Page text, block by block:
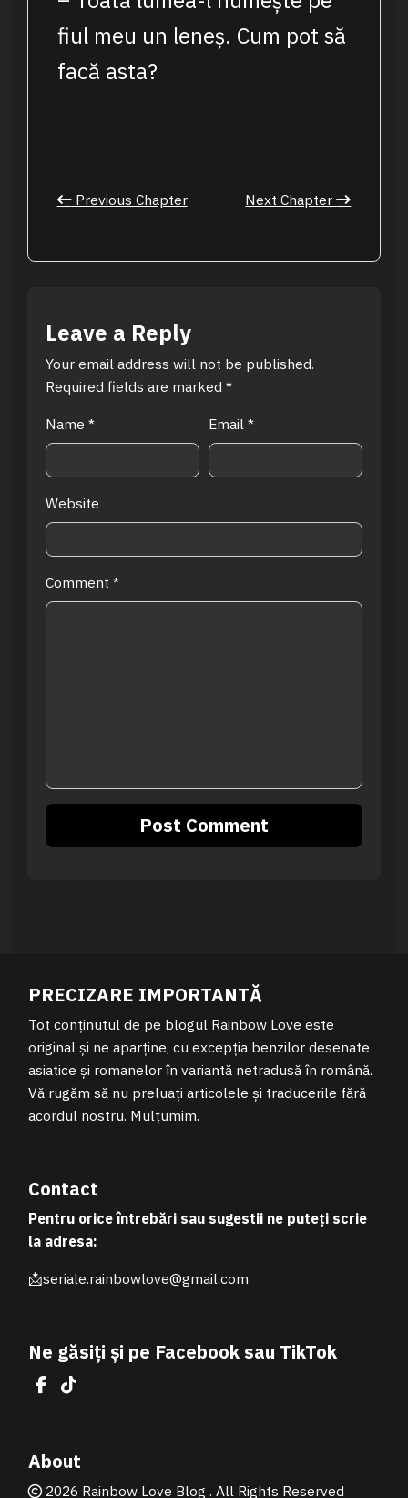
fiul meu un leneș. Cum pot să
facă asta?
Previous Chapter Next Chapter
Leave a Reply
Your email address will not be published.
Required fields are marked *
Name * Email *
Website
Comment *
PRECIZARE IMPORTANTĂ
Tot conținutul de pe blogul Rainbow Love este
original și ne aparține, cu excepția benzilor desenate
asiatice și romanelor în variantă netradusă în română.
Vă rugăm să nu preluați articolele și traducerile fără
acordul nostru. Mulțumim.
Contact
Pentru orice întrebări sau sugestii ne puteți scrie
la adresa:
📩seriale.rainbowlove@gmail.com
Ne găsiți și pe Facebook sau TikTok
About
2026 Rainbow Love Blog . All Rights Reserved